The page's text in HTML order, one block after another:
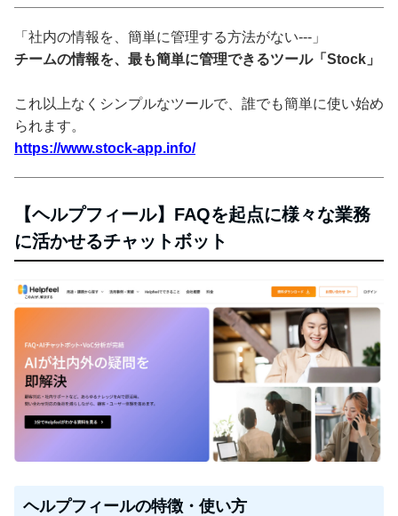
「社内の情報を、簡単に管理する方法がない---」
チームの情報を、最も簡単に管理できるツール「Stock」
これ以上なくシンプルなツールで、誰でも簡単に使い始め
られます。
https://www.stock-app.info/
【ヘルプフィール】FAQを起点に様々な業務
に活かせるチャットボット
ヘルプフィールの特徴・使い方